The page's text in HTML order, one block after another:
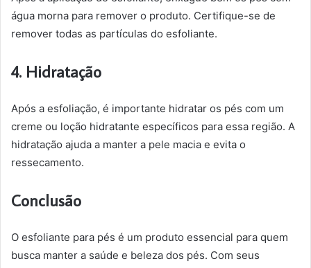
água morna para remover o produto. Certifique-se de
remover todas as partículas do esfoliante.
4. Hidratação
Após a esfoliação, é importante hidratar os pés com um
creme ou loção hidratante específicos para essa região. A
hidratação ajuda a manter a pele macia e evita o
ressecamento.
Conclusão
O esfoliante para pés é um produto essencial para quem
busca manter a saúde e beleza dos pés. Com seus